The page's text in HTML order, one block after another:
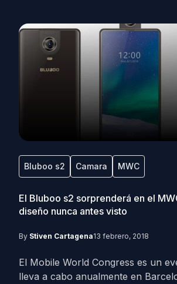
Bluboo s2 Camara MWC
El Bluboo s2 sorprenderá en el
diseño nunca antes visto
By Stiven Cartagena13 febrero, 2018
El Mobile World Congress es un
lleva a cabo anualmente en